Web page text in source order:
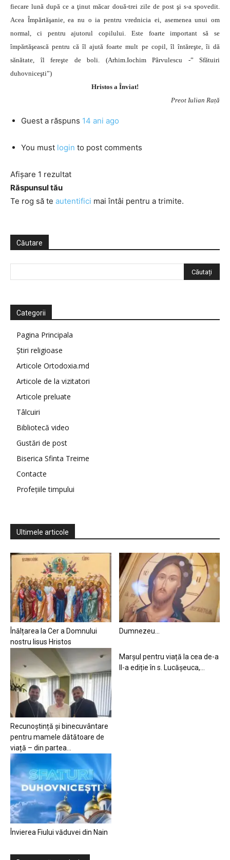
fiecare lună după ce a ţinut măcar două-trei zile de post şi s-a spovedit.
Acea Împărtăşanie, ea nu o ia pentru vrednicia ei, asemenea unui om
normal, ci pentru ajutorul copilului. Este foarte important să se
împărtăşească pentru că îl ajută foarte mult pe copil, îl întăreşte, îi dă
sănătate, îl fereşte de boli. (Arhim.Iochim Pârvulescu -” Sfătuiri
duhovniceşti”)
Hristos a Înviat!
Preot Iulian Rață
Guest a răspuns 14 ani ago
You must login to post comments
Afișare 1 rezultat
Răspunsul tău
Te rog să te autentifici mai întâi pentru a trimite.
Căutare
Categorii
Pagina Principala
Știri religioase
Articole Ortodoxia.md
Articole de la vizitatori
Articole preluate
Tâlcuiri
Bibliotecă video
Gustări de post
Biserica Sfinta Treime
Contacte
Profețiile timpului
Ultimele articole
Înălțarea la Cer a Domnului
nostru Iisus Hristos
Dumnezeu…
Recunoștință și binecuvântare
pentru mamele dătătoare de
viață – din partea...
Marșul pentru viață la cea de-a
II-a ediție în s. Lucășeuca,...
Învierea Fiului văduvei din Nain